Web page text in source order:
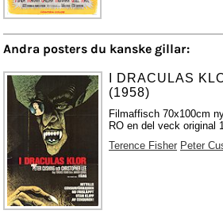
Andra posters du kanske gillar:
I DRACULAS
(1958)
Filmaffisch 70x100cm
RO en del veck original
Terence Fisher Peter